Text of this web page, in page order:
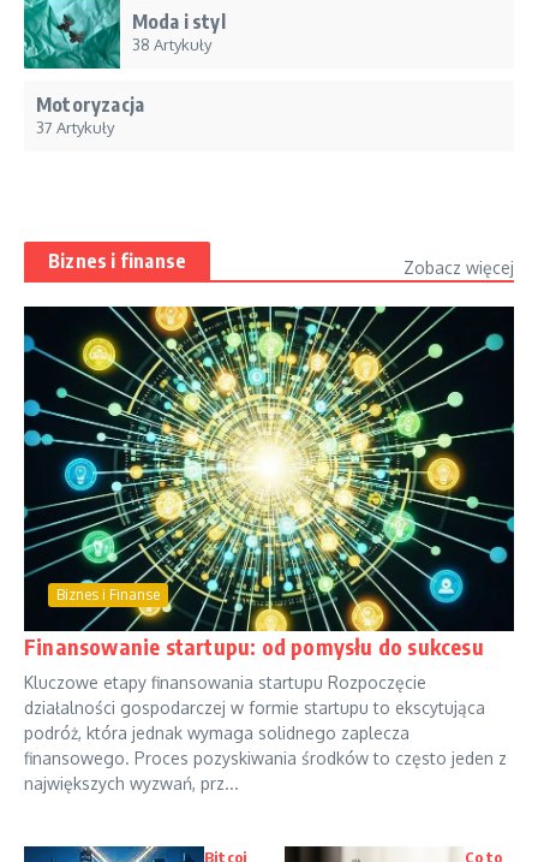
Moda i styl
38 Artykuły
Motoryzacja
37 Artykuły
Biznes i finanse Zobacz więcej
Biznes i Finanse
Finansowanie startupu: od pomysłu do sukcesu
Kluczowe etapy finansowania startupu Rozpoczęcie
działalności gospodarczej w formie startupu to ekscytująca
podróż, która jednak wymaga solidnego zaplecza
finansowego. Proces pozyskiwania środków to często jeden z
największych wyzwań, prz...
Bitcoi
Co to